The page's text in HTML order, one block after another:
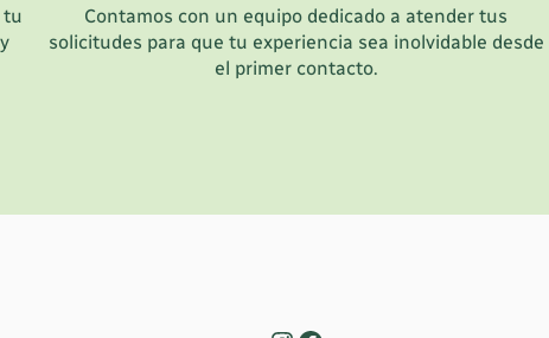
tu
Contamos con un equipo dedicado a atender tus
solicitudes para que tu experiencia sea inolvidable desde
el primer contacto.